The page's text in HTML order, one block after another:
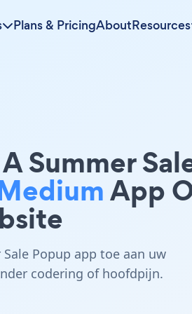
Plans & PricingAboutResources
Summer
App
Popup app toe aan uw
codering of hoofdpijn.